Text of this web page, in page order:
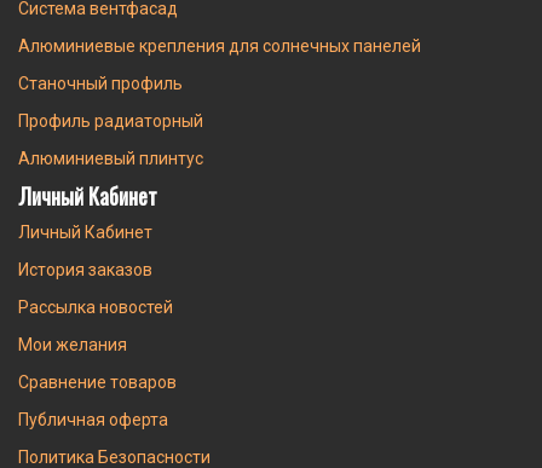
Система вентфасад
Алюминиевые крепления для солнечных панелей
Станочный профиль
Профиль радиаторный
Алюминиевый плинтус
Личный Кабинет
Личный Кабинет
История заказов
Рассылка новостей
Мои желания
Сравнение товаров
Публичная оферта
Политика Безопасности